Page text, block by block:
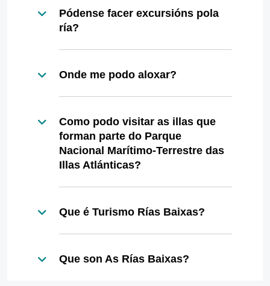
Pódense facer excursións pola
ría?
Onde me podo aloxar?
Como podo visitar as illas que
forman parte do Parque
Nacional Marítimo-Terrestre das
Illas Atlánticas?
Que é Turismo Rías Baixas?
Que son As Rías Baixas?